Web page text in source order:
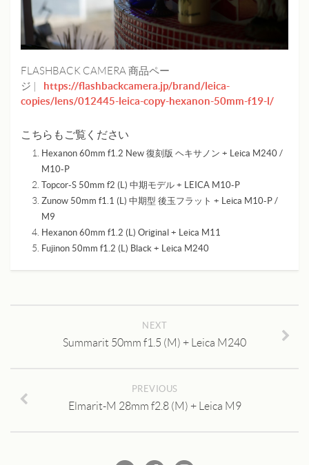
FLASHBACK CAMERA 商品ペー
ジ |
https://flashbackcamera.jp/brand/leica-
copies/lens/012445-leica-copy-hexanon-50mm-f19-l/
こちらもご覧ください
Hexanon 60mm f1.2 New 復刻版 ヘキサノン + Leica M240 /
M10-P
Topcor-S 50mm f2 (L) 中期モデル + LEICA M10-P
Zunow 50mm f1.1 (L) 中期型 後玉フラット + Leica M10-P /
M9
Hexanon 60mm f1.2 (L) Original + Leica M11
Fujinon 50mm f1.2 (L) Black + Leica M240
NEXT
Summarit 50mm f1.5 (M) + Leica M240
PREVIOUS
Elmarit-M 28mm f2.8 (M) + Leica M9